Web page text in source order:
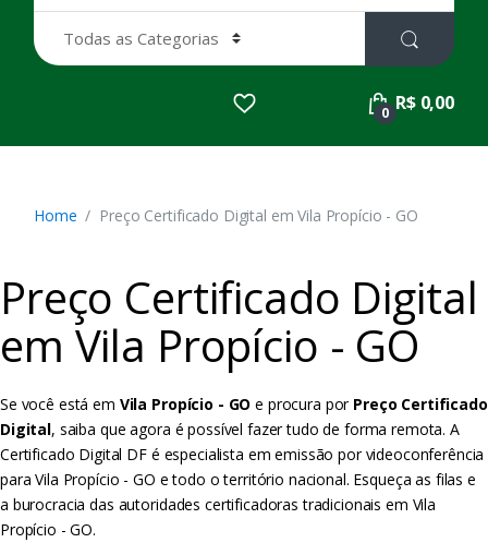
a
r
:
0 R$ 0,00
Home Preço Certificado Digital em Vila Propício - GO
Preço Certificado Digital
em Vila Propício - GO
Se você está em Vila Propício - GO e procura por Preço Certificado
Digital, saiba que agora é possível fazer tudo de forma remota. A
Certificado Digital DF é especialista em emissão por videoconferência
para Vila Propício - GO e todo o território nacional. Esqueça as filas e
a burocracia das autoridades certificadoras tradicionais em Vila
Propício - GO.